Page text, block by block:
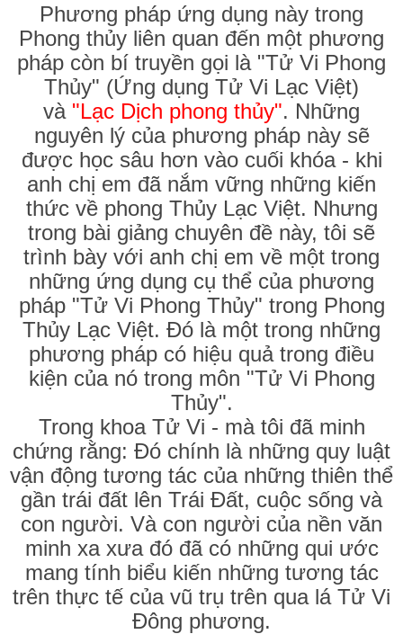
Phương pháp ứng dụng này trong
Phong thủy liên quan đến một phương
pháp còn bí truyền gọi là "Tử Vi Phong
Thủy" (Ứng dụng Tử Vi Lạc Việt)
và "Lạc Dịch phong thủy". Những
nguyên lý của phương pháp này sẽ
được học sâu hơn vào cuối khóa - khi
anh chị em đã nắm vững những kiến
thức về phong Thủy Lạc Việt. Nhưng
trong bài giảng chuyên đề này, tôi sẽ
trình bày với anh chị em về một trong
những ứng dụng cụ thể của phương
pháp "Tử Vi Phong Thủy" trong Phong
Thủy Lạc Việt. Đó là một trong những
phương pháp có hiệu quả trong điều
kiện của nó trong môn "Tử Vi Phong
Thủy".
Trong khoa Tử Vi - mà tôi đã minh
chứng rằng: Đó chính là những quy luật
vận động tương tác của những thiên thể
gần trái đất lên Trái Đất, cuộc sống và
con người. Và con người của nền văn
minh xa xưa đó đã có những qui ước
mang tính biểu kiến những tương tác
trên thực tế của vũ trụ trên qua lá Tử Vi
Đông phương.